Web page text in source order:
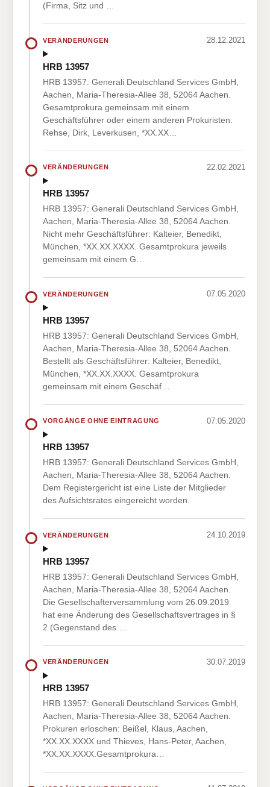
(Firma, Sitz und …
VERÄNDERUNGEN 28.12.2021
HRB 13957
HRB 13957: Generali Deutschland Services GmbH,
Aachen, Maria-Theresia-Allee 38, 52064 Aachen.
Gesamtprokura gemeinsam mit einem
Geschäftsführer oder einem anderen Prokuristen:
Rehse, Dirk, Leverkusen, *XX.XX…
VERÄNDERUNGEN 22.02.2021
HRB 13957
HRB 13957: Generali Deutschland Services GmbH,
Aachen, Maria-Theresia-Allee 38, 52064 Aachen.
Nicht mehr Geschäftsführer: Kalteier, Benedikt,
München, *XX.XX.XXXX. Gesamtprokura jeweils
gemeinsam mit einem G…
VERÄNDERUNGEN 07.05.2020
HRB 13957
HRB 13957: Generali Deutschland Services GmbH,
Aachen, Maria-Theresia-Allee 38, 52064 Aachen.
Bestellt als Geschäftsführer: Kalteier, Benedikt,
München, *XX.XX.XXXX. Gesamtprokura
gemeinsam mit einem Geschäf…
VORGÄNGE OHNE EINTRAGUNG 07.05.2020
HRB 13957
HRB 13957: Generali Deutschland Services GmbH,
Aachen, Maria-Theresia-Allee 38, 52064 Aachen.
Dem Registergericht ist eine Liste der Mitglieder
des Aufsichtsrates eingereicht worden.
VERÄNDERUNGEN 24.10.2019
HRB 13957
HRB 13957: Generali Deutschland Services GmbH,
Aachen, Maria-Theresia-Allee 38, 52064 Aachen.
Die Gesellschafterversammlung vom 26.09.2019
hat eine Änderung des Gesellschaftsvertrages in §
2 (Gegenstand des …
VERÄNDERUNGEN 30.07.2019
HRB 13957
HRB 13957: Generali Deutschland Services GmbH,
Aachen, Maria-Theresia-Allee 38, 52064 Aachen.
Prokuren erloschen: Beißel, Klaus, Aachen,
*XX.XX.XXXX und Thieves, Hans-Peter, Aachen,
*XX.XX.XXXX.Gesamtprokura…